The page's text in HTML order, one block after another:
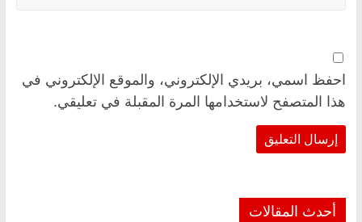
احفظ اسمي، بريدي الإلكتروني، والموقع الإلكتروني في
هذا المتصفح لاستخدامها المرة المقبلة في تعليقي.
أحدث المقالات